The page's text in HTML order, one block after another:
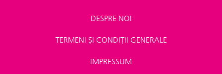
DESPRE NOI
TERMENI ȘI CONDIȚII GENERALE
IMPRESSUM